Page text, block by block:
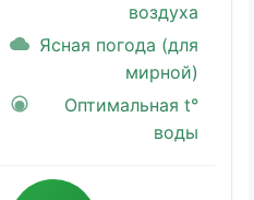
воздуха
Ясная погода (для
мирной)
Оптимальная t°
воды